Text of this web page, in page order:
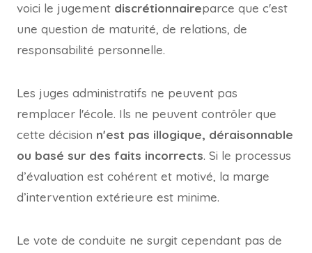
voici le jugement discrétionnaireparce que c'est
une question de maturité, de relations, de
responsabilité personnelle.
Les juges administratifs ne peuvent pas
remplacer l'école. Ils ne peuvent contrôler que
cette décision n'est pas illogique, déraisonnable
ou basé sur des faits incorrects. Si le processus
d’évaluation est cohérent et motivé, la marge
d’intervention extérieure est minime.
Le vote de conduite ne surgit cependant pas de